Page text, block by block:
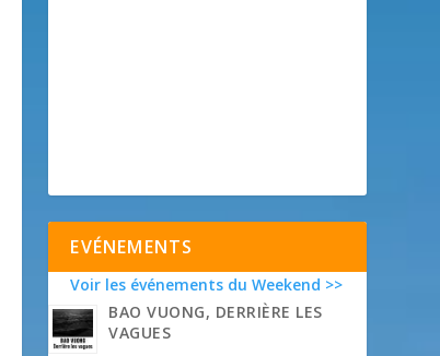
EVÉNEMENTS
Voir les événements du Weekend >>
BAO VUONG, DERRIÈRE LES
VAGUES